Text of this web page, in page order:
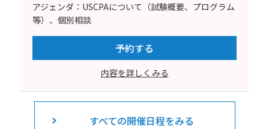
アジェンダ：USCPAについて（試験概要、プログラム
等）、個別相談
予約する
内容を詳しくみる
すべての開催日程をみる